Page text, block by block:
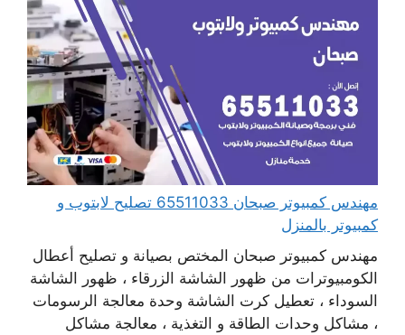
مهندس كمبيوتر صبحان 65511033 تصليح لابتوب و
كمبيوتر بالمنزل
مهندس كمبيوتر صبحان المختص بصيانة و تصليح أعطال
الكومبيوترات من ظهور الشاشة الزرقاء ، ظهور الشاشة
السوداء ، تعطيل كرت الشاشة وحدة معالجة الرسومات
، مشاكل وحدات الطاقة و التغذية ، معالجة مشاكل